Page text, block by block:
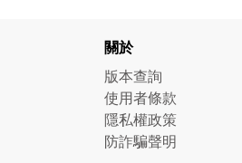
關於
版本查詢
使用者條款
隱私權政策
防詐騙聲明